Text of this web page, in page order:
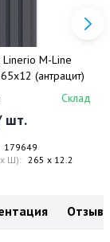
Linerio M-Line
(антрацит)
Склад
шт.
179649
Ш): 265 x 12.2